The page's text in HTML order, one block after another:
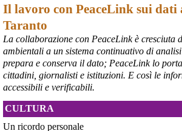
per Taranto”, avrebbe detto il ministro Urso.
#Taranto #
@peacelink - 6/8/2026 21:50
corriereditaranto.it/2026/08/0
Aprendo i lavori, il ministro Urso ha
debba necessariamente prendere atto della
d’Appello di Milano, ricordando che il
inserito nella data room della procedura di
nuovo scenario – ha spiegato – Jindal ha
aggiornata sull’intero perimetro aziendale che
Il lavoro con PeaceLink sui
Taranto
La collaborazione con PeaceLink è cresciuta
ambientali a un sistema continuativo di
prepara e conserva il dato; PeaceLink lo
cittadini, giornalisti e istituzioni. E così le
accessibili e verificabili.
CULTURA
Un ricordo personale